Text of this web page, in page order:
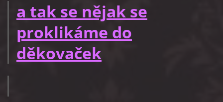
a tak se nějak se
proklikáme do
děkovaček